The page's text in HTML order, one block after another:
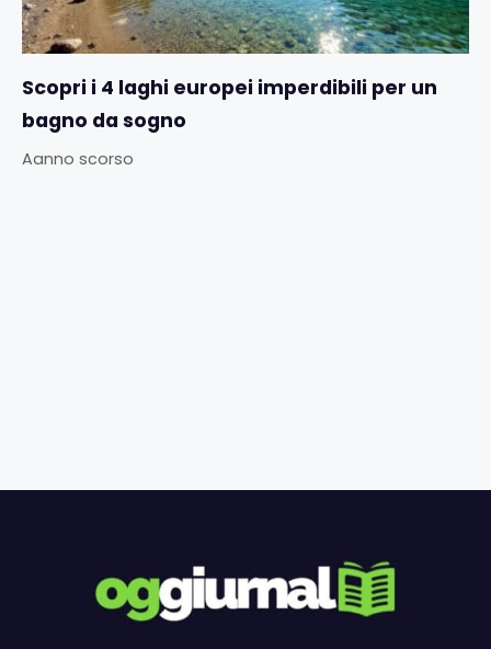
Scopri i 4 laghi europei imperdibili per un
bagno da sogno
Aanno scorso